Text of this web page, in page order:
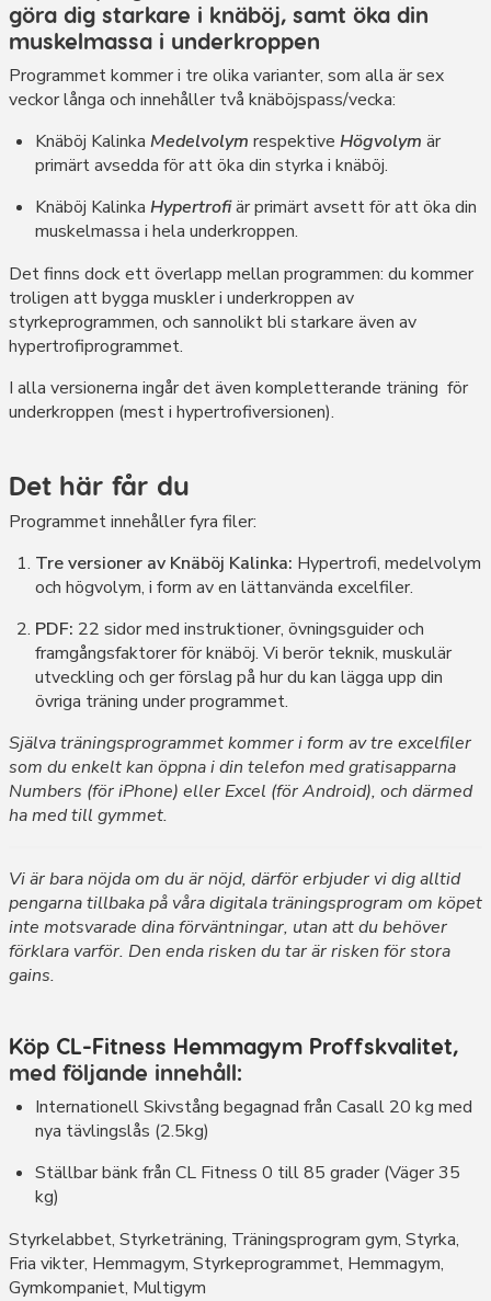
göra dig starkare i knäböj, samt öka din
muskelmassa i underkroppen
Programmet kommer i tre olika varianter, som alla är sex
veckor långa och innehåller två knäböjspass/vecka:
Knäböj Kalinka Medelvolym respektive Högvolym är
primärt avsedda för att öka din styrka i knäböj.
Knäböj Kalinka Hypertrofiär primärt avsett för att öka din
muskelmassa i hela underkroppen.
Det finns dock ett överlapp mellan programmen: du kommer
troligen att bygga muskler i underkroppen av
styrkeprogrammen, och sannolikt bli starkare även av
hypertrofiprogrammet.
I alla versionerna ingår det även kompletterande träning för
underkroppen (mest i hypertrofiversionen).
Det här får du
Programmet innehåller fyra filer:
Tre versioner av Knäböj Kalinka: Hypertrofi, medelvolym
och högvolym, i form av en lättanvända excelfiler.
PDF: 22 sidor med instruktioner, övningsguider och
framgångsfaktorer för knäböj. Vi berör teknik, muskulär
utveckling och ger förslag på hur du kan lägga upp din
övriga träning under programmet.
Själva träningsprogrammet kommer i form av tre excelfiler
som du enkelt kan öppna i din telefon med gratisapparna
Numbers (för iPhone) eller Excel (för Android), och därmed
ha med till gymmet.
Vi är bara nöjda om du är nöjd, därför erbjuder vi dig alltid
pengarna tillbaka på våra digitala träningsprogram om köpet
inte motsvarade dina förväntningar, utan att du behöver
förklara varför. Den enda risken du tar är risken för stora
gains.
Köp CL-Fitness Hemmagym Proffskvalitet,
med följande innehåll:
Internationell Skivstång begagnad från Casall 20 kg med
nya tävlingslås (2.5kg)
Ställbar bänk från CL Fitness 0 till 85 grader (Väger 35
kg)
Styrkelabbet, Styrketräning, Träningsprogram gym, Styrka,
Fria vikter, Hemmagym, Styrkeprogrammet, Hemmagym,
Gymkompaniet, Multigym